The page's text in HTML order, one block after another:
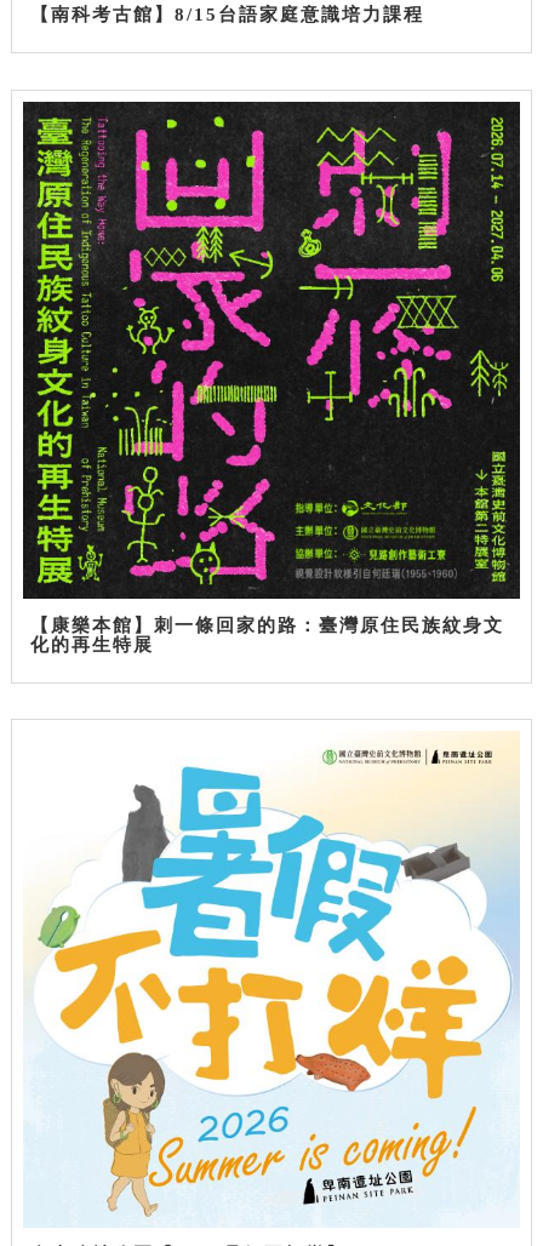
【南科考古館】8/15台語家庭意識培力課程
【康樂本館】刺一條回家的路：臺灣原住民族紋身文
化的再生特展